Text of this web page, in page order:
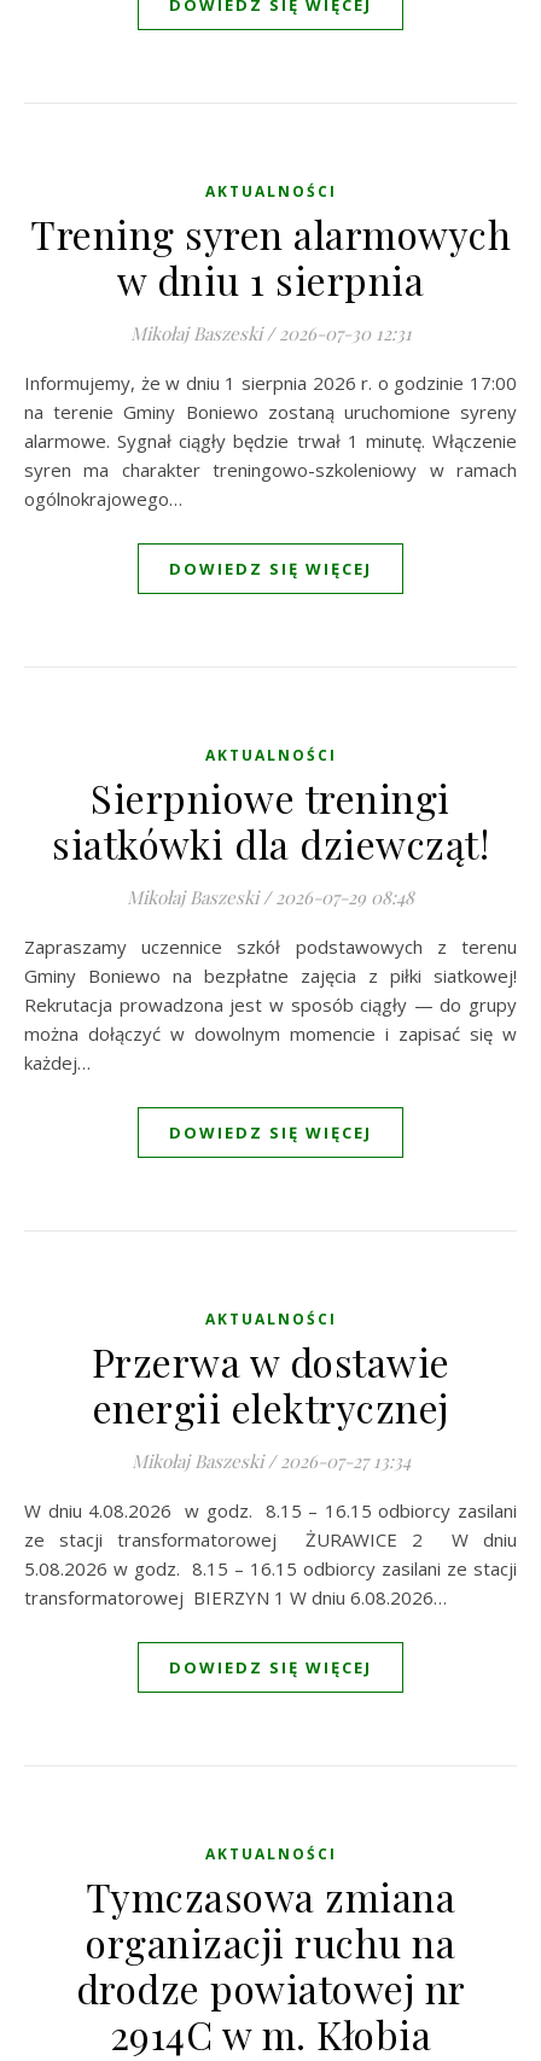
DOWIEDZ SIĘ WIĘCEJ
AKTUALNOŚCI
Trening syren alarmowych
w dniu 1 sierpnia
Mikołaj Baszeski / 2026-07-30 12:31
Informujemy, że w dniu 1 sierpnia 2026 r. o godzinie 17:00
na terenie Gminy Boniewo zostaną uruchomione syreny
alarmowe. Sygnał ciągły będzie trwał 1 minutę. Włączenie
syren ma charakter treningowo-szkoleniowy w ramach
ogólnokrajowego…
DOWIEDZ SIĘ WIĘCEJ
AKTUALNOŚCI
Sierpniowe treningi
siatkówki dla dziewcząt!
Mikołaj Baszeski / 2026-07-29 08:48
Zapraszamy uczennice szkół podstawowych z terenu
Gminy Boniewo na bezpłatne zajęcia z piłki siatkowej!
Rekrutacja prowadzona jest w sposób ciągły — do grupy
można dołączyć w dowolnym momencie i zapisać się w
każdej…
DOWIEDZ SIĘ WIĘCEJ
AKTUALNOŚCI
Przerwa w dostawie
energii elektrycznej
Mikołaj Baszeski / 2026-07-27 13:34
W dniu 4.08.2026 w godz. 8.15 – 16.15 odbiorcy zasilani
ze stacji transformatorowej ŻURAWICE 2 W dniu
5.08.2026 w godz. 8.15 – 16.15 odbiorcy zasilani ze stacji
transformatorowej BIERZYN 1 W dniu 6.08.2026…
DOWIEDZ SIĘ WIĘCEJ
AKTUALNOŚCI
Tymczasowa zmiana
organizacji ruchu na
drodze powiatowej nr
2914C w m. Kłobia